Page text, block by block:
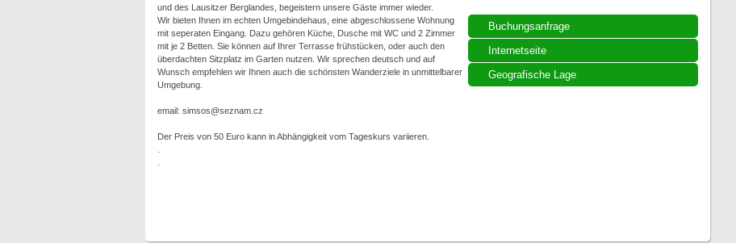
Buchungsanfrage
Internetseite
Geografische Lage
und des Lausitzer Berglandes, begeistern unsere Gäste immer wieder.
Wir bieten Ihnen im echten Umgebindehaus, eine abgeschlossene Wohnung
mit seperaten Eingang. Dazu gehören Küche, Dusche mit WC und 2 Zimmer
mit je 2 Betten. Sie können auf Ihrer Terrasse frühstücken, oder auch den
überdachten Sitzplatz im Garten nutzen. Wir sprechen deutsch und auf
Wunsch empfehlen wir Ihnen auch die schönsten Wanderziele in unmittelbarer
Umgebung.
email: simsos@seznam.cz
Der Preis von 50 Euro kann in Abhängigkeit vom Tageskurs variieren.